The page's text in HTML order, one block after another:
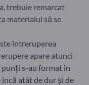
trebuie remarcat
materialul să se
întreruperea
apare atunci
s-au format în
atât de dur și de